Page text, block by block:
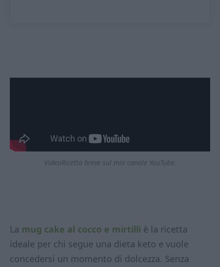
VideoRicetta breve sul mio canale YouTube.
La mug cake al cocco e mirtilli è la ricetta
ideale per chi segue una dieta keto e vuole
concedersi un momento di dolcezza. Senza